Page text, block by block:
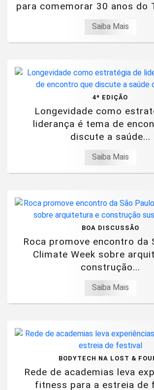
para comemorar 30 anos do
Saiba Mais
4ª EDIÇÃO
Longevidade como
liderança é tema de
discute a saúde...
Saiba Mais
BOA DISCUSSÃO
Roca promove encontro da
Climate Week sobre
construção...
Saiba Mais
BODYTECH NA LOST &
Rede de academias leva
fitness para a estreia de